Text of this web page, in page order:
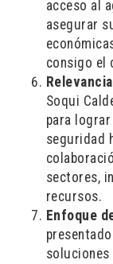
acceso al
asegurar
consigo el
Soqui
para
seguridad
sectores,
recursos.
Enfoque
soluciones